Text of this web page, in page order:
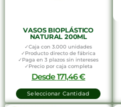
VASOS BIOPLÁSTICO
NATURAL 200ML
✓Caja con 3.000 unidades
✓Producto directo de fábrica
✓Paga en 3 plazos sin intereses
✓Precio por caja completa
Desde171,46€
Seleccionar Cantidad